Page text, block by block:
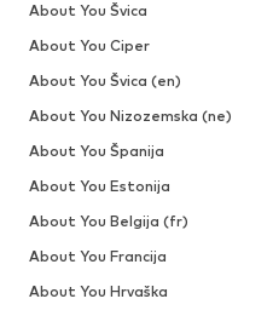
About You Švica
About You Ciper
About You Švica (en)
About You Nizozemska (ne)
About You Španija
About You Estonija
About You Belgija (fr)
About You Francija
About You Hrvaška